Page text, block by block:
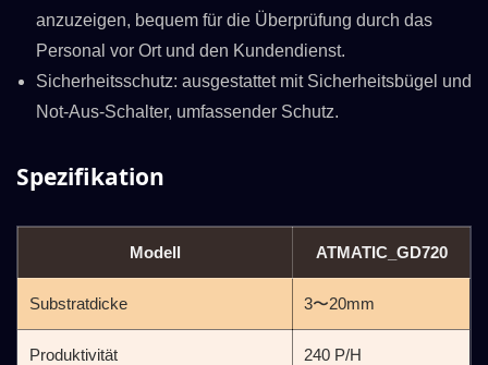
anzuzeigen, bequem für die Überprüfung durch das
Personal vor Ort und den Kundendienst.
Sicherheitsschutz: ausgestattet mit Sicherheitsbügel und
Not-Aus-Schalter, umfassender Schutz.
Spezifikation
Modell ATMATIC_GD720
Substratdicke 3〜20mm
Produktivität 240 P/H